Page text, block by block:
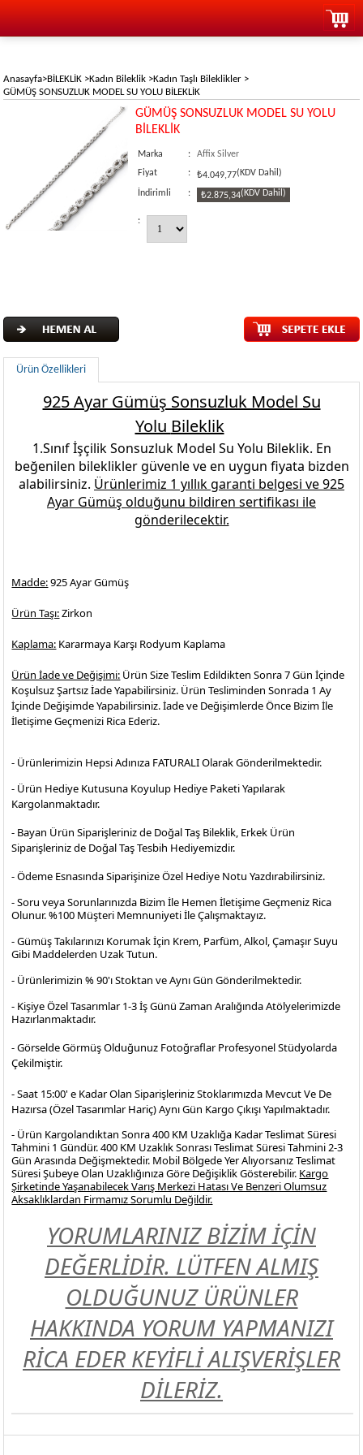
Anasayfa>BİLEKLİK >Kadın Bileklik >Kadın Taşlı Bileklikler >
GÜMÜŞ SONSUZLUK MODEL SU YOLU BİLEKLİK
GÜMÜŞ SONSUZLUK MODEL SU YOLU
BİLEKLİK
Marka :
Affix Silver
Fiyat
: ₺4.049,77(KDV Dahil)
İndirimli : ₺2.875,34(KDV Dahil)
:
Ürün Özellikleri
925 Ayar Gümüş Sonsuzluk Model Su
Yolu Bileklik
1.Sınıf İşçilikSonsuzluk Model Su Yolu Bileklik. En
beğenilen bilekliklergüvenle ve en uygun fiyata bizden
alabilirsiniz. Ürünlerimiz 1 yıllık garanti belgesi ve925
Ayar Gümüş olduğunu bildiren sertifikası ile
gönderilecektir.
Madde:925 Ayar Gümüş
Ürün Taşı:Zirkon
Kaplama: Kararmaya Karşı Rodyum Kaplama
Ürün İade ve Değişimi: Ürün Size Teslim Edildikten Sonra 7 Gün İçinde
Koşulsuz Şartsız İade Yapabilirsiniz. Ürün Tesliminden Sonrada 1 Ay
İçinde Değişimde Yapabilirsiniz. İade ve Değişimlerde Önce Bizim İle
İletişime Geçmenizi Rica Ederiz.
- Ürünlerimizin Hepsi Adınıza FATURALI Olarak Gönderilmektedir.
- Ürün Hediye Kutusuna Koyulup Hediye Paketi Yapılarak
Kargolanmaktadır.
- Bayan Ürün Siparişleriniz de Doğal Taş Bileklik, Erkek Ürün
Siparişleriniz de Doğal Taş Tesbih Hediyemizdir.
- Ödeme Esnasında Siparişinize Özel Hediye Notu Yazdırabilirsiniz.
- Soru veya Sorunlarınızda Bizim İle Hemen İletişime Geçmeniz Rica
Olunur. %100 Müşteri Memnuniyeti İle Çalışmaktayız.
- Gümüş Takılarınızı Korumak İçin Krem, Parfüm, Alkol, Çamaşır Suyu
Gibi Maddelerden Uzak Tutun.
- Ürünlerimizin % 90'ı Stoktan ve Aynı Gün Gönderilmektedir.
- Kişiye Özel Tasarımlar 1-3 İş Günü Zaman Aralığında Atölyelerimizde
Hazırlanmaktadır.
- Görselde Görmüş Olduğunuz Fotoğraflar ProfesyonelStüdyolarda
Çekilmiştir.
- Saat 15:00' e Kadar Olan Siparişleriniz Stoklarımızda Mevcut Ve De
Hazırsa (Özel Tasarımlar Hariç) Aynı Gün Kargo Çıkışı Yapılmaktadır.
- Ürün Kargolandıktan Sonra 400 KM Uzaklığa Kadar Teslimat Süresi
Tahmini 1 Gündür. 400 KM Uzaklık Sonrası Teslimat Süresi Tahmini 2-3
Gün Arasında Değişmektedir. Mobil Bölgede Yer Alıyorsanız Teslimat
Süresi Şubeye Olan Uzaklığınıza Göre Değişiklik Gösterebilir. Kargo
Şirketinde Yaşanabilecek Varış Merkezi Hatası Ve Benzeri Olumsuz
Aksaklıklardan Firmamız Sorumlu Değildir.
YORUMLARINIZ BİZİM İÇİN
DEĞERLİDİR. LÜTFEN ALMIŞ
OLDUĞUNUZ ÜRÜNLER
HAKKINDA YORUM YAPMANIZI
RİCA EDER KEYİFLİ ALIŞVERİŞLER
DİLERİZ.